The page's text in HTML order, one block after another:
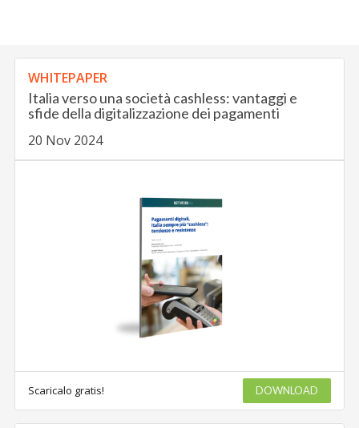
WHITEPAPER
Italia verso una società cashless: vantaggi e
sfide della digitalizzazione dei pagamenti
20 Nov 2024
Scaricalo gratis! DOWNLOAD